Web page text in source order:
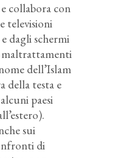
collabora con
televisioni
dagli schermi
maltrattamenti
dell’Islam
della testa e
paesi
sui
di